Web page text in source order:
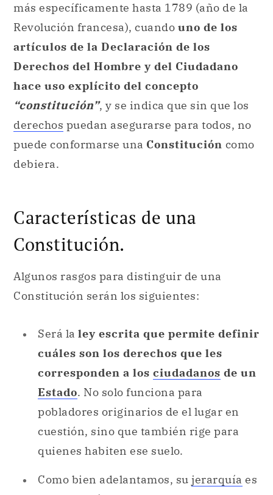
más específicamente hasta 1789 (año de la
Revolución francesa), cuando uno de los
artículos de la Declaración de los
Derechos del Hombre y del Ciudadano
hace uso explícito del concepto
“constitución”, y se indica que sin que los
derechos puedan asegurarse para todos, no
puede conformarse una Constitución como
debiera.
Características de una
Constitución.
Algunos rasgos para distinguir de una
Constitución serán los siguientes:
Será la ley escrita que permite definir
cuáles son los derechos que les
corresponden a los ciudadanos de un
Estado. No solo funciona para
pobladores originarios de el lugar en
cuestión, sino que también rige para
quienes habiten ese suelo.
Como bien adelantamos, su jerarquía es